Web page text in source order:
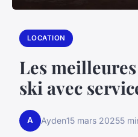
LOCATION
Les
ski avec
A Ayden15 mars 20255